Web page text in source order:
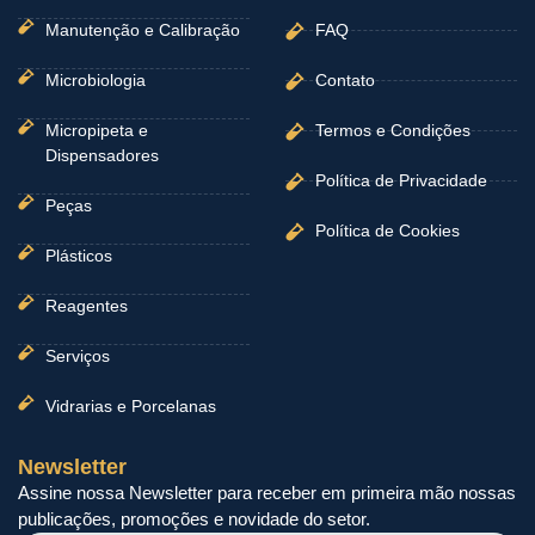
Manutenção e Calibração
Microbiologia
Micropipeta e
Dispensadores
Peças
Plásticos
Reagentes
Serviços
Vidrarias e Porcelanas
FAQ
Contato
Termos e Condições
Política de Privacidade
Política de Cookies
Newsletter
Assine nossa Newsletter para receber em primeira mão nossas
publicações, promoções e novidade do setor.